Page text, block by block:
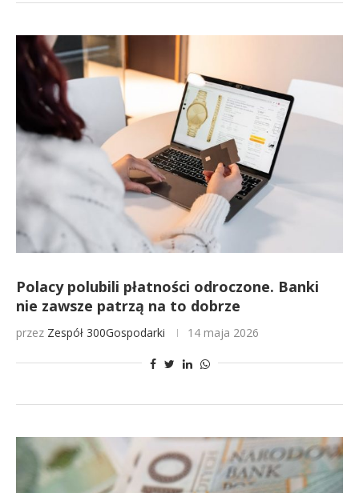
Polacy polubili płatności odroczone. Banki
nie zawsze patrzą na to dobrze
przez Zespół 300Gospodarki 14 maja 2026